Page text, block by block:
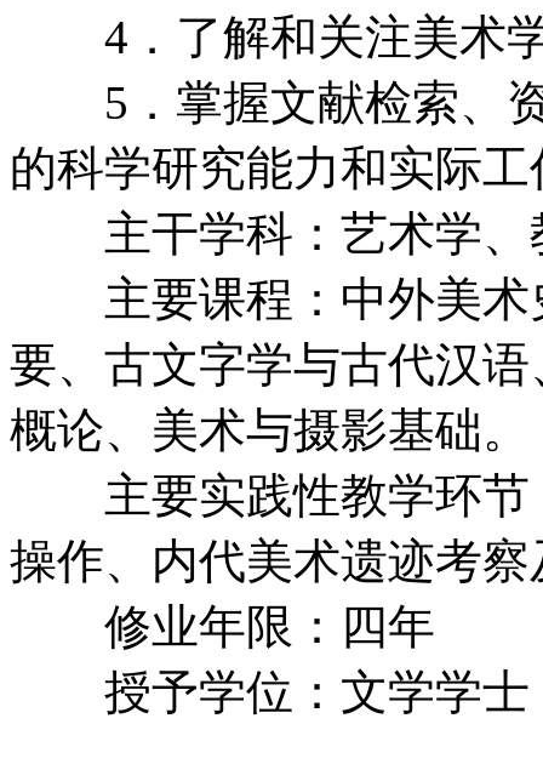
4．了解和关注美术学
5．掌握文献检索、资
的科学研究能力和实际
主干学科：艺术学、
主要课程：中外美术
要、古文字学与古代汉
概论、美术与摄影基础。
主要实践性教学环节
操作、内代美术遗迹考
修业年限：四年
授予学位：文学学士